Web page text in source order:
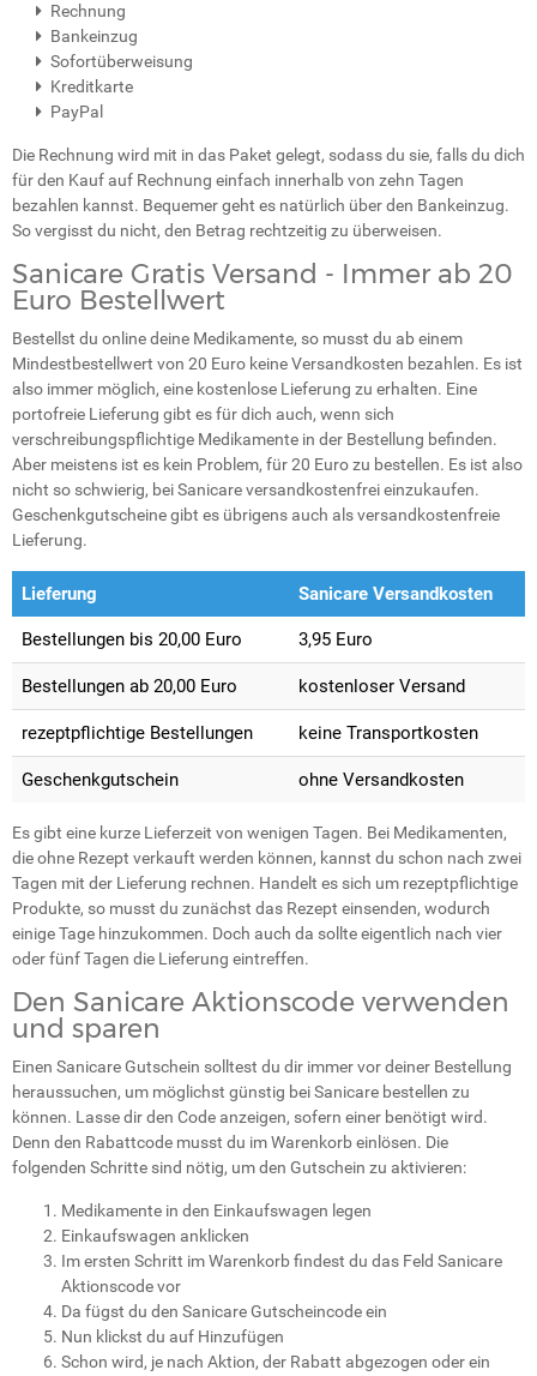
Rechnung
Bankeinzug
Sofortüberweisung
Kreditkarte
PayPal
Die Rechnung wird mit in das Paket gelegt, sodass du sie, falls du dich
für den Kauf auf Rechnung einfach innerhalb von zehn Tagen
bezahlen kannst. Bequemer geht es natürlich über den Bankeinzug.
So vergisst du nicht, den Betrag rechtzeitig zu überweisen.
Sanicare Gratis Versand - Immer ab 20
Euro Bestellwert
Bestellst du online deine Medikamente, so musst du ab einem
Mindestbestellwert von 20 Euro keine Versandkosten bezahlen. Es ist
also immer möglich, eine kostenlose Lieferung zu erhalten. Eine
portofreie Lieferung gibt es für dich auch, wenn sich
verschreibungspflichtige Medikamente in der Bestellung befinden.
Aber meistens ist es kein Problem, für 20 Euro zu bestellen. Es ist also
nicht so schwierig, bei Sanicare versandkostenfrei einzukaufen.
Geschenkgutscheine gibt es übrigens auch als versandkostenfreie
Lieferung.
Lieferung Sanicare Versandkosten
Bestellungen bis 20,00 Euro 3,95 Euro
Bestellungen ab 20,00 Euro kostenloser Versand
rezeptpflichtige Bestellungen keine Transportkosten
Geschenkgutschein ohne Versandkosten
Es gibt eine kurze Lieferzeit von wenigen Tagen. Bei Medikamenten,
die ohne Rezept verkauft werden können, kannst du schon nach zwei
Tagen mit der Lieferung rechnen. Handelt es sich um rezeptpflichtige
Produkte, so musst du zunächst das Rezept einsenden, wodurch
einige Tage hinzukommen. Doch auch da sollte eigentlich nach vier
oder fünf Tagen die Lieferung eintreffen.
Den Sanicare Aktionscode verwenden
und sparen
Einen Sanicare Gutschein solltest du dir immer vor deiner Bestellung
heraussuchen, um möglichst günstig bei Sanicare bestellen zu
können. Lasse dir den Code anzeigen, sofern einer benötigt wird.
Denn den Rabattcode musst du im Warenkorb einlösen. Die
folgenden Schritte sind nötig, um den Gutschein zu aktivieren:
Medikamente in den Einkaufswagen legen
Einkaufswagen anklicken
Im ersten Schritt im Warenkorb findest du das Feld Sanicare
Aktionscode vor
Da fügst du den Sanicare Gutscheincode ein
Nun klickst du auf Hinzufügen
Schon wird, je nach Aktion, der Rabatt abgezogen oder ein